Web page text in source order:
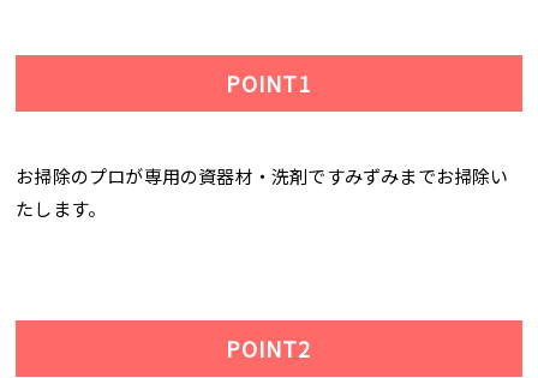
POINT1
お掃除のプロが専用の資器材・洗剤ですみずみまでお掃除い
たします。
POINT2